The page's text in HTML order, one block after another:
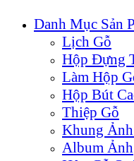
Danh Mục Sản
Lịch Gỗ
Hộp Đựng
Làm Hộp
Hộp Bút
Thiệp Gỗ
Khung
Album Ảnh